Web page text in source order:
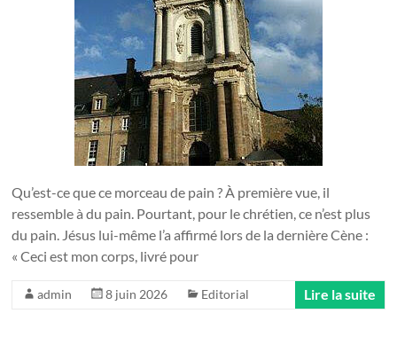
Qu’est-ce que ce morceau de pain ? À première vue, il
ressemble à du pain. Pourtant, pour le chrétien, ce n’est plus
du pain. Jésus lui-même l’a affirmé lors de la dernière Cène :
« Ceci est mon corps, livré pour
admin 8 juin 2026 Editorial Lire la suite